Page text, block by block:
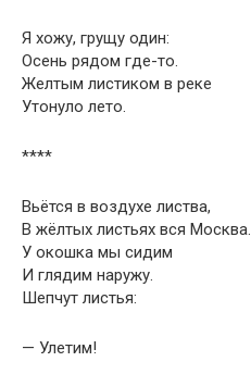
Я хожу, грущу один:
Осень рядом где-то.
Желтым листиком в реке
Утонуло лето.
****
Вьётся в воздухе листва,
В жёлтых листьях вся Москва.
У окошка мы сидим
И глядим наружу.
Шепчут листья:
— Улетим!